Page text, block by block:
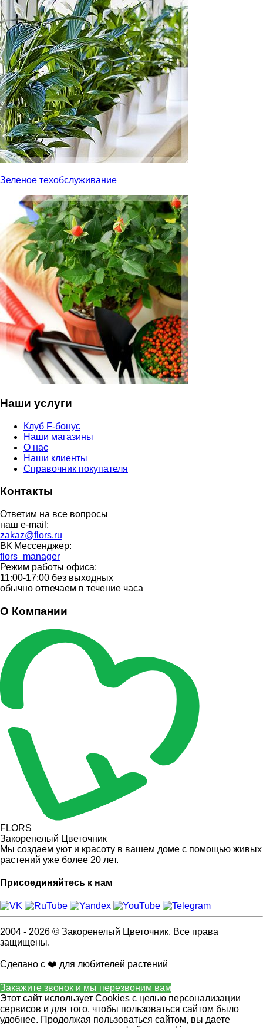
Зеленое техобслуживание
Наши услуги
Клуб F-бонус
Наши магазины
О нас
Наши клиенты
Справочник покупателя
Контакты
Ответим на все вопросы
наш e-mail:
zakaz@flors.ru
ВК Мессенджер:
flors_manager
Режим работы офиса:
11:00-17:00 без выходных
обычно отвечаем в течение часа
О Компании
FLORS
Закоренелый Цветочник
Мы создаем уют и красоту в вашем доме с помощью живых
растений уже более 20 лет.
Присоединяйтесь к нам
2004 - 2026 © Закоренелый Цветочник. Все права
защищены.
Сделано с ❤️ для любителей растений
Закажите звонок и мы перезвоним вам
Этот сайт использует Cookies с целью персонализации
сервисов и для того, чтобы пользоваться сайтом было
удобнее. Продолжая пользоваться сайтом, вы даете